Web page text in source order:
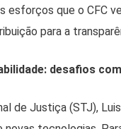
esforços que o CFC
para a
desafios
de Justiça (STJ),